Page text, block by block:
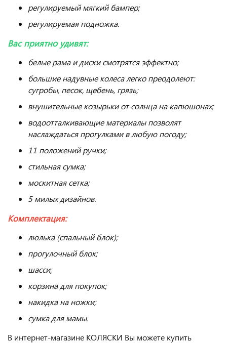
регулируемый мягкий бампер;
регулируемая подножка.
Вас приятно удивят:
белые рама и диски смотрятся эффектно;
большие надувные колеса легко преодолеют:
сугробы, песок, щебень, грязь;
внушительные козырьки от солнца на капюшонах;
водоотталкивающие материалы позволят
наслаждаться прогулками в любую погоду;
11 положений ручки;
стильная сумка;
москитная сетка;
5 милых дизайнов.
Комплектация:
люлька (спальный блок);
прогулочный блок;
шасси;
корзина для покупок;
накидка на ножки;
сумка для мамы.
В интернет-магазине КОЛЯСКИ Вы можете купить